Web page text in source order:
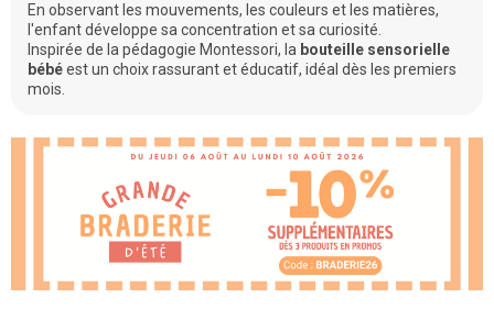
En observant les mouvements, les couleurs et les matières,
l'enfant développe sa concentration et sa curiosité.
Inspirée de la pédagogie Montessori, la bouteille sensorielle
bébéest un choix rassurant et éducatif, idéal dès les premiers
mois.